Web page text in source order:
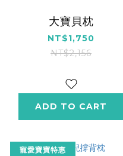
大寶貝枕
NT$1,750
NT$2,156
ADD TO CART
寵愛寶寶特惠